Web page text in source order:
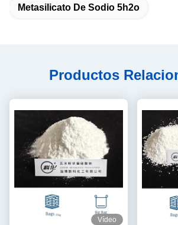
Metasilicato De Sodio 5h2o
Productos
Vídeo